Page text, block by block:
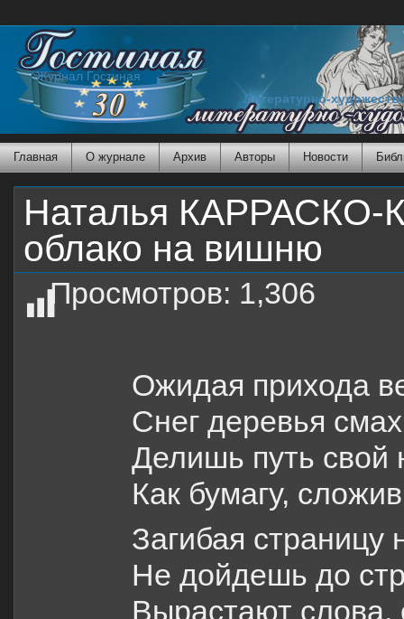
Журнал Гостиная
Литературно-
Главная О журнале Архив Авторы Новости
Наталья
облако на вишню
Просмотров: 1,306
Ожидая прихода
Снег деревья
Делишь путь свой
Как бумагу,
Загибая страницу
Не дойдешь до
Вырастают слова,